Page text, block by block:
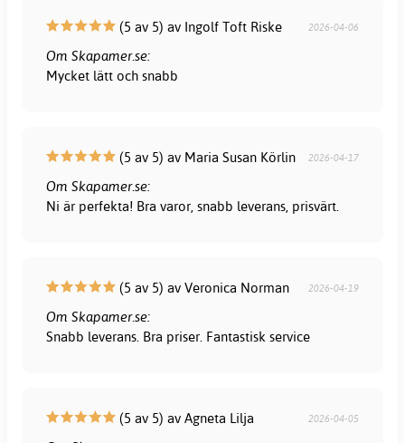
(5 av 5) av Ingolf Toft Riske 2026-04-06
Om Skapamer.se:
Mycket lätt och snabb
(5 av 5) av Maria Susan Körlin 2026-04-17
Om Skapamer.se:
Ni är perfekta! Bra varor, snabb leverans, prisvärt.
(5 av 5) av Veronica Norman 2026-04-19
Om Skapamer.se:
Snabb leverans. Bra priser. Fantastisk service
(5 av 5) av Agneta Lilja 2026-04-05